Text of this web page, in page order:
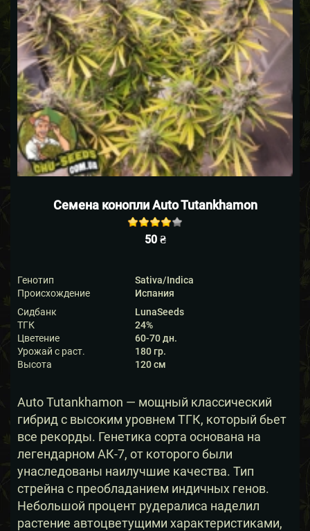
Семена конопли Auto Tutankhamon
Ratedout
rating
50 ₴
Генотип
Sativa/Indica
Происхождение
Испания
Сидбанк
LunaSeeds
ТГК
24%
Цветение
60-70 дн.
Урожай с раст.
180 гр.
Высота
120 см
Auto Tutankhamon — мощный классический
гибрид с высоким уровнем ТГК, который бьет
все рекорды. Генетика сорта основана на
легендарном АК-7, от которого были
унаследованы наилучшие качества. Тип
стрейна с преобладанием индичных генов.
Небольшой процент рудералиса наделил
растение автоцветущими характеристиками,